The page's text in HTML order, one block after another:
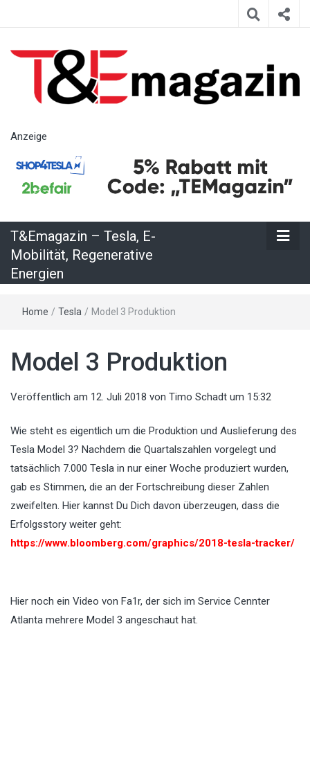
– Tesla, E-
Mobilität,
Regenerative
Energien
Anzeige
T&Emagazin – Tesla, E-
Mobilität, Regenerative
Energien
Home / Tesla / Model 3 Produktion
Model 3 Produktion
Veröffentlich am 12. Juli 2018 von Timo Schadt um 15:32
Wie steht es eigentlich um die Produktion und Auslieferung des
Tesla Model 3? Nachdem die Quartalszahlen vorgelegt und
tatsächlich 7.000 Tesla in nur einer Woche produziert wurden,
gab es Stimmen, die an der Fortschreibung dieser Zahlen
zweifelten. Hier kannst Du Dich davon überzeugen, dass die
Erfolgsstory weiter geht:
https://www.bloomberg.com/graphics/2018-tesla-tracker/
Hier noch ein Video von Fa1r, der sich im Service Cennter
Atlanta mehrere Model 3 angeschaut hat.